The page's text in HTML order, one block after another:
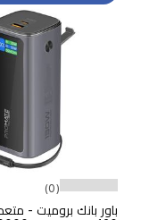
(0)
باور بانك بروميت -